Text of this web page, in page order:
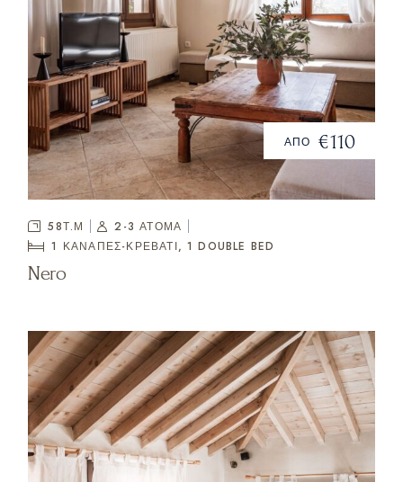
ΑΠΟ €110
58Τ.Μ
2-3 ΑΤΟΜΑ
1 ΚΑΝΑΠΈΣ-ΚΡΕΒΆΤΙ, 1 DOUBLE BED
Nero